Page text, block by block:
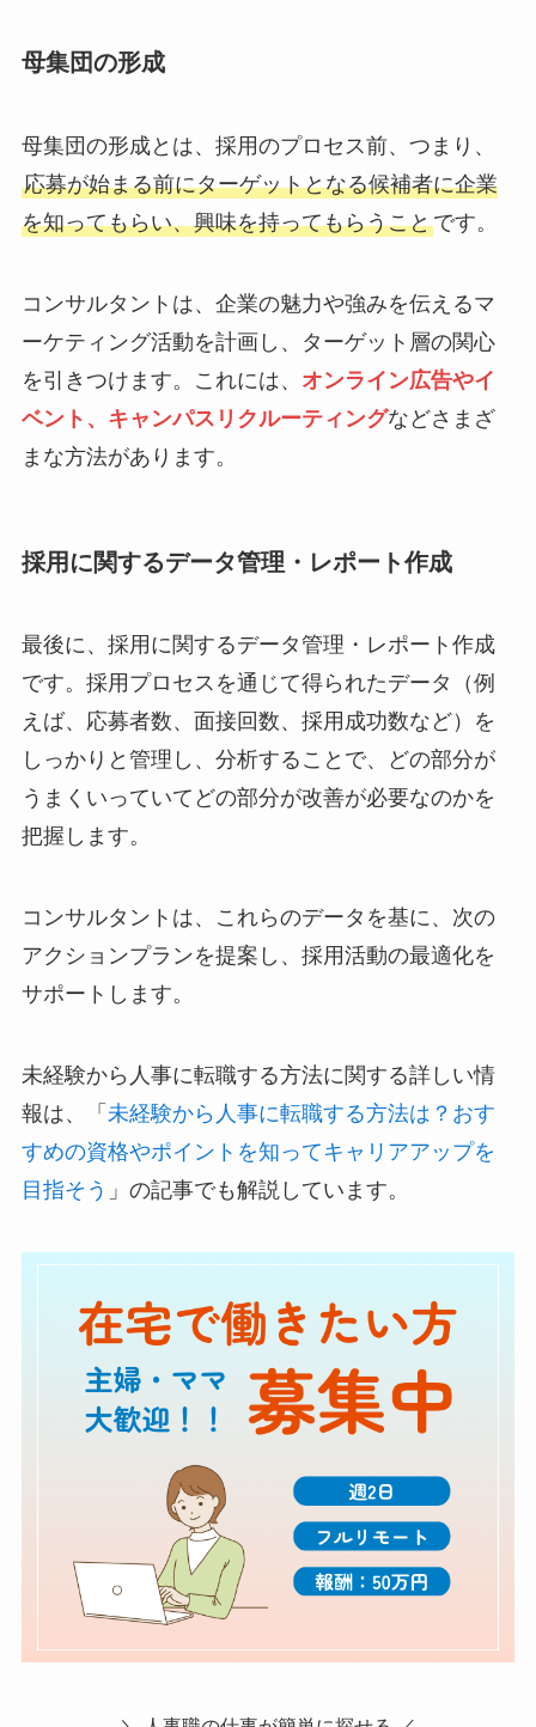
母集団の形成
母集団の形成とは、採用のプロセス前、つまり、
応募が始まる前にターゲットとなる候補者に企業
を知ってもらい、興味を持ってもらうことです。
コンサルタントは、企業の魅力や強みを伝えるマ
ーケティング活動を計画し、ターゲット層の関心
を引きつけます。これには、 オンライン広告やイ
ベント、キャンパスリクルーティングなどさまざ
まな方法があります。
採用に関するデータ管理・レポート作成
最後に、採用に関するデータ管理・レポート作成
です。採用プロセスを通じて得られたデータ（例
えば、応募者数、面接回数、採用成功数など）を
しっかりと管理し、分析することで、どの部分が
うまくいっていてどの部分が改善が必要なのかを
把握します。
コンサルタントは、これらのデータを基に、次の
アクションプランを提案し、採用活動の最適化を
サポートします。
未経験から人事に転職する方法に関する詳しい情
報は、「 未経験から人事に転職する方法は？おす
すめの資格やポイントを知ってキャリアアップを
目指そう 」の記事でも解説しています。